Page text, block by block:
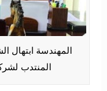
المهندسة ابتهال
المنتدب